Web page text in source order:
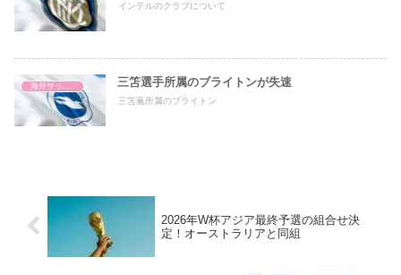
インテルのクラブについて
海外サッカー 三笘選手所属のブライトンが失速
三笘薫所属のブライトン
2026年W杯アジア最終予選の組合せ決
定！オーストラリアと同組